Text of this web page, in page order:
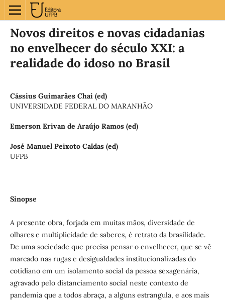
Novos direitos e novas cidadanias
no envelhecer do século XXI: a
realidade do idoso no Brasil
Cássius Guimarães Chai (ed)
UNIVERSIDADE FEDERAL DO MARANHÃO
Emerson Erivan de Araújo Ramos (ed)
José Manuel Peixoto Caldas (ed)
UFPB
Sinopse
A presente obra, forjada em muitas mãos, diversidade de
olhares e multiplicidade de saberes, é retrato da brasilidade.
De uma sociedade que precisa pensar o envelhecer, que se vê
marcado nas rugas e desigualdades institucionalizadas do
cotidiano em um isolamento social da pessoa sexagenária,
agravado pelo distanciamento social neste contexto de
pandemia que a todos abraça, a alguns estrangula, e aos mais